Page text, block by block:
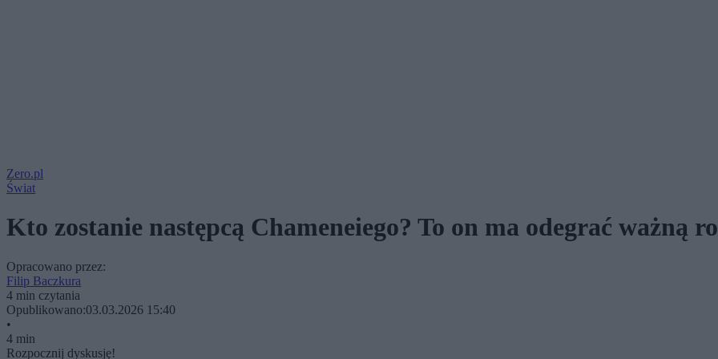
Zero.pl
Świat
Kto zostanie następcą Chameneiego? To on ma odegrać ważną
Opracowano przez:
Filip Baczkura
4 min czytania
Opublikowano:03.03.2026 15:40
•
4 min
Rozpocznij dyskusję!